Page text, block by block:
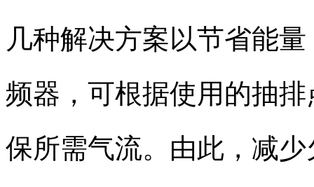
几种解决方案以节省能
频器，可根据使用的抽
保所需气流。由此，减